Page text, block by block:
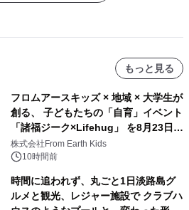
もっと見る
フロムアースキッズ × 地域 × 大学生が
創る、 子どもたちの「自育」イベント
「諸福ジーク×Lifehug」 を8月23日
(日)開催
株式会社From Earth Kids
10時間前
時間に追われず、丸ごと1日淡路島グ
ルメと観光、レジャー施設で クラブハ